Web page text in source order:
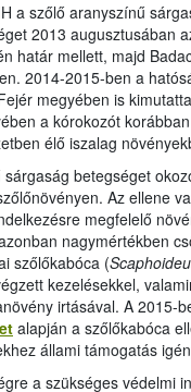
a szőlő aranyszínű
2013 augusztusában
határ mellett, majd
2014-2015-ben a
megyében is
a kórokozót
élő iszalag
betegséget
Az ellene
megfelelő
nagymértékben
szőlőkabóca (
kezelésekkel,
irtásával. A 2015-
alapján a szőlőkabóca
állami támogatás
a szükséges védelmi